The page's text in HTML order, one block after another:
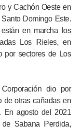
y Cachón Oeste en
Domingo Este.
en marcha los
Los Rieles, en
por sectores de Los
dio por
de otras cañadas en
En agosto del 2021
Sabana Perdida,